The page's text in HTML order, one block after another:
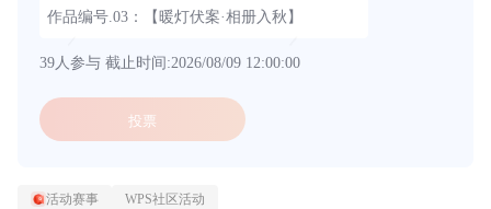
作品编号.03：【暖灯伏案·相册入秋】
39人参与 截止时间:2026/08/09 12:00:00
投票
活动赛事 WPS社区活动